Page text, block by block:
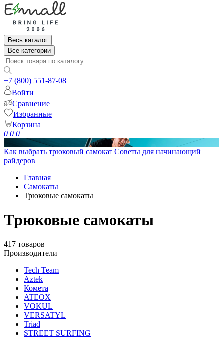
Весь каталог
Все категории
+7 (800) 551-87-08
Войти
Сравнение
Избранные
Корзина
0 0 0
Как выбрать трюковый самокат Советы для начинающий
райдеров
Главная
Самокаты
Трюковые самокаты
Трюковые самокаты
417 товаров
Производители
Tech Team
Aztek
Комета
ATEOX
VOKUL
VERSATYL
Triad
STREET SURFING